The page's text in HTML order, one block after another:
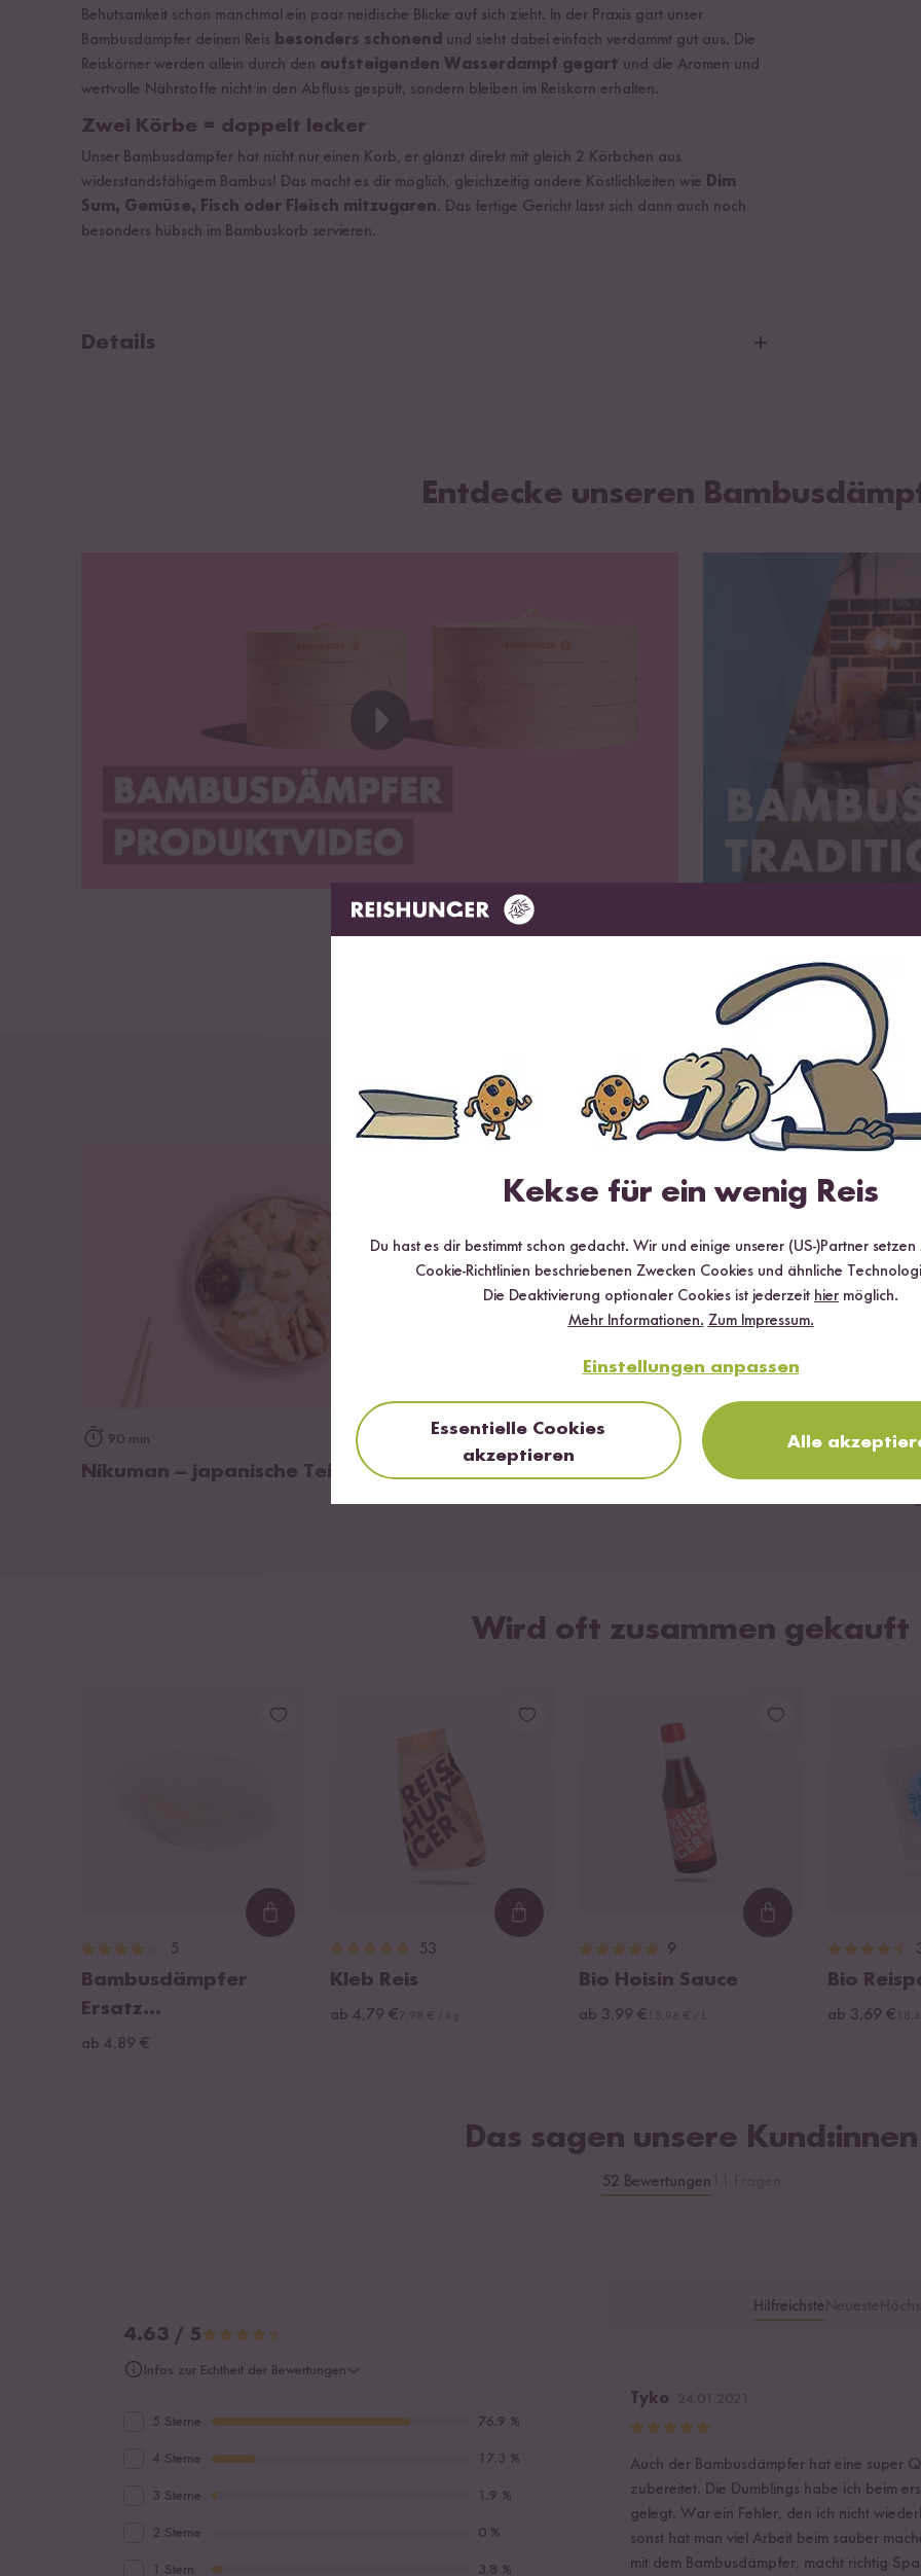
Behutsamkeit schon manchmal ein paar neidische Blicke auf sich zieht. In der Praxis gart unser
Bambusdämpfer deinen Reis besonders schonend und sieht dabei einfach verdammt gut aus. Die
Reiskörner werden allein durch den aufsteigenden Wasserdampf gegart und die Aromen und
wertvolle Nährstoffe nicht in den Abfluss gespült, sondern bleiben im Reiskorn erhalten.
Zwei Körbe = doppelt lecker
Unser Bambusdämpfer hat nicht nur einen Korb, er glänzt direkt mit gleich 2 Körbchen aus
widerstandsfähigem Bambus! Das macht es dir möglich, gleichzeitig andere Köstlichkeiten wie Dim
Sum, Gemüse, Fisch oder Fleisch mitzugaren. Das fertige Gericht lässt sich dann auch noch
besonders hübsch im Bambuskorb servieren.
Details
Inklusive 2 Baumwolltücher (Tücher für kleinen Bambusdämpfer: 23x23cm / Tücher für großen
Entdecke unseren
Das kannst du damit kochen
zum Rezept
90 min
Nikuman – japanische Teigtaschen
zum Rezept
Vegetarisch
Vegetarische Gyoza mit Tofu
Wird oft zusammen gekauft
Loading...
5
Bambusdämpfer
Ersatz
Baumwolltücher
ab 4,89 €
Loading...
53
Kleb Reis
ab 4,79 €
Loading...
9
Bio Hoisin Sauce
ab 3,99 €
Bio
ab 3,69 €
Das sagen unsere Kund:innen
52 Bewertungen
4.63 / 5
Infos zur Echtheit der Bewertungen
5 Sterne 76.9 %
4 Sterne 17.3 %
3 Sterne 1.9 %
2 Sterne 0 %
1 Stern 3.8 %
Hilfreichste
Tyko
Auch der Bambusdämpfer hat eine super
zubereitet. Die Dumblings habe ich beim
gelegt. War ein Fehler, den ich nicht
sonst hat man viel Arbeit beim sauber
mit dem Bambusdämpfer, macht richtig
Kekse für ein wenig Reis
Du hast es dir bestimmt schon gedacht. Wir und einige unserer (US-)Partner
Cookie-Richtlinien beschriebenen Zwecken Cookies und ähnliche
Die Deaktivierung optionaler Cookies ist jederzeit hier möglich.
Mehr Informationen. Zum Impressum.
Einstellungen anpassen
Essentielle Cookies
akzeptieren
Alle